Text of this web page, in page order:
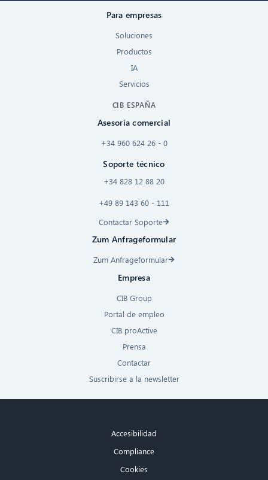
Para empresas
Soluciones
Productos
IA
Servicios
CIB ESPAÑA
Asesoría comercial
+34 960 624 26 - 0
Soporte técnico
+34 828 12 88 20
+49 89 143 60 - 111
Contactar Soporte
Zum Anfrageformular
Zum Anfrageformular
Empresa
CIB Group
Portal de empleo
CIB proActive
Prensa
Contactar
Suscribirse a la newsletter
Accesibilidad
Compliance
Cookies